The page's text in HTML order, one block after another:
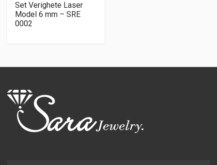
Set Verighete Laser
Model 6 mm – SRE
0002